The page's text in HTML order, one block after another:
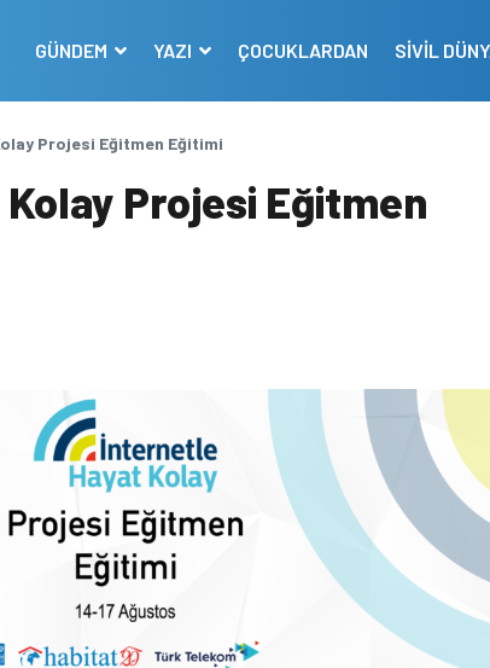
GÜNDEM YAZI ÇOCUKLARDAN SİVİL
Projesi Eğitmen Eğitimi
Projesi Eğitmen